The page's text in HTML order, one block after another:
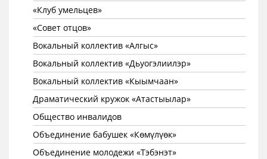
«Клуб умельцев»
«Совет отцов»
Вокальный коллектив «Алгыс»
Вокальный коллектив «Дьуогэлиилэр»
Вокальный коллектив «Кыымчаан»
Драматический кружок «Атастыылар»
Общество инвалидов
Объединение бабушек «Көмүлүөк»
Объединение молодежи «Тэбэнэт»